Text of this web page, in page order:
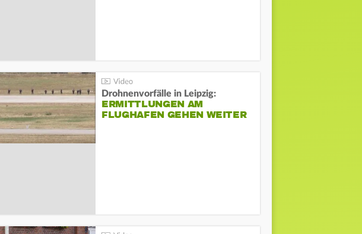
Drohnenvorfälle in Leipzig:
ERMITTLUNGEN AM
FLUGHAFEN GEHEN WEITER